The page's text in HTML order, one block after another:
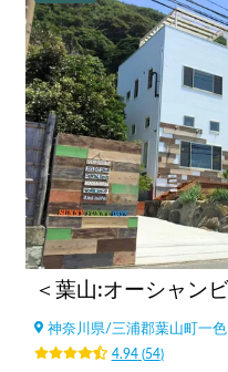
神奈川県/三浦郡葉山町一色
4.94(54)